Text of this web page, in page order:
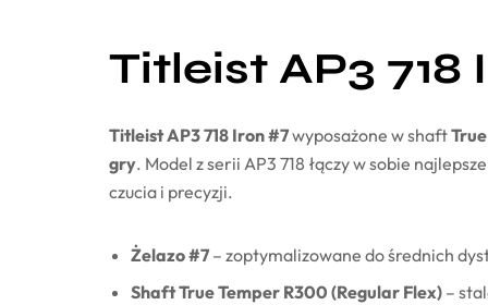
Titleist AP3 718
Titleist AP3 718 Iron #7wyposażone w shaft
gry. Model z serii AP3 718 łączy w sobie
czucia i precyzji.
Żelazo #7 – zoptymalizowane do średnich
Shaft True Temper R300 (Regular Flex) –